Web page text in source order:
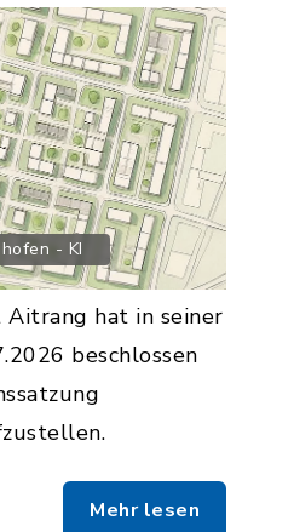
- KI
Aitrang hat in seiner
beschlossen
Mehr lesen